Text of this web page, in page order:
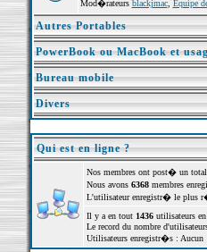
Mod�rateurs blackjmac, Equipe
Autres Portables
PowerBook ou MacBook et
Bureau mobile
Divers
Qui est en ligne ?
Nos membres ont post� un
Nous avons 6368membres
L'utilisateur enregistr� le plus
Il y a en tout 1436utilisateurs
Le record du nombre
Utilisateurs enregistr�s : Aucun